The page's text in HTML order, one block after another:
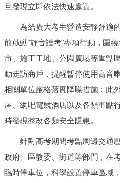
DEUTSCH
العربية
旦發現立即依法快速處置。
為給廣大考生營造安靜舒適
前啟動“靜音護考”專項行動，圍
市、施工工地、公園廣場等重點
動走訪商戶，提醒暫停使用高音
相關單位嚴格落實降噪措施；此
屋、網吧電競酒店以及各類重點
時發現整改各類安全隱患。
針對高考期間考點周邊交通
政府、區教委、街道等部門，在
臨時停車位，科學設置停車區域